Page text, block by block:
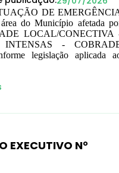
DE
do Município afetada
LOCAL/CONECTIVA
INTENSAS -
legislação aplicada
EXECUTIVO N°